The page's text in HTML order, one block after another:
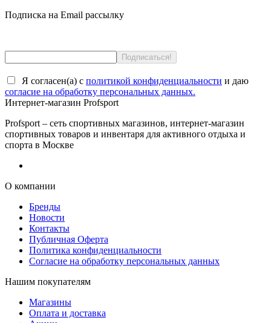
Подписка на Email рассылку
Я согласен(a) с политикой конфиденциальности и даю
согласие на обработку персональных данных.
Интернет-магазин Profsport
Profsport – сеть спортивных магазинов, интернет-магазин
спортивных товаров и инвентаря для активного отдыха и
спорта в Москве
О компании
Бренды
Новости
Контакты
Публичная Оферта
Политика конфиденциальности
Согласие на обработку персональных данных
Нашим покупателям
Магазины
Оплата и доставка